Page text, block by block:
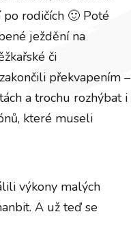
rodičích 🙂 Poté
ježdění na
či
překvapením –
a trochu rozhýbat i
které museli
výkony malých
A už teď se